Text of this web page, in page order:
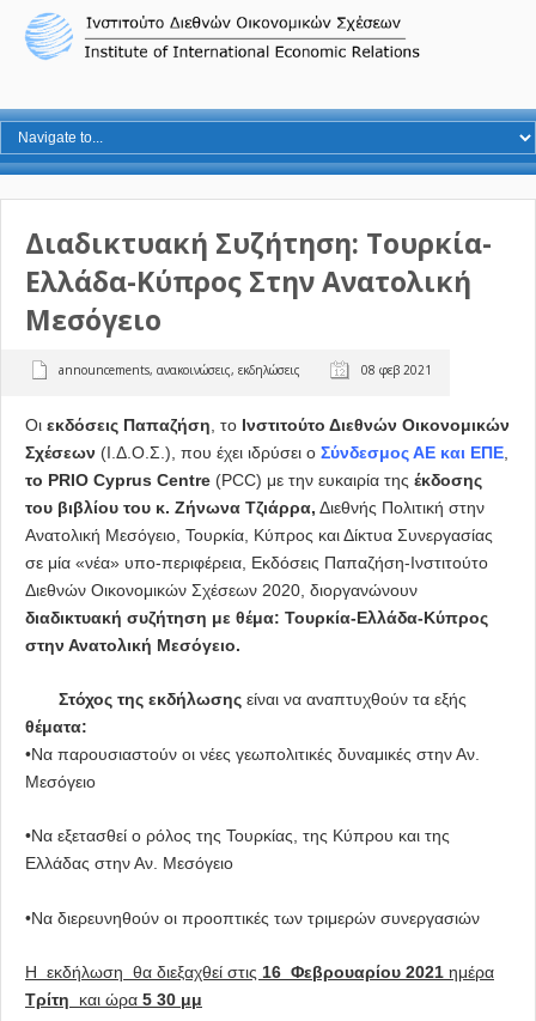
Διαδικτυακή Συζήτηση: Τουρκία-
Ελλάδα-Κύπρος Στην Ανατολική
Μεσόγειο
announcements, ανακοινώσεις, εκδηλώσεις 08 φεβ 2021
Οι εκδόσεις Παπαζήση , το Ινστιτούτο Διεθνών Οικονομικών
Σχέσεων (Ι.Δ.Ο.Σ.), που έχει ιδρύσει ο Σύνδεσμος ΑΕ και ΕΠΕ
το PRIO Cyprus Centre (PCC) με την ευκαιρία της έκδοσης
του βιβλίου του κ. Ζήνωνα Τζιάρρα, Διεθνής Πολιτική στην
Ανατολική Μεσόγειο, Τουρκία, Κύπρος και Δίκτυα Συνεργασίας
σε μία «νέα» υπο-περιφέρεια, Εκδόσεις Παπαζήση-Ινστιτούτο
Διεθνών Οικονομικών Σχέσεων 2020, διοργανώνουν
διαδικτυακή συζήτηση με θέμα: Τουρκία-Ελλάδα-Κύπρος
στην Ανατολική Μεσόγειο.
Στόχος της εκδήλωσης είναι να αναπτυχθούν τα εξής
θέματα:
•Να παρουσιαστούν οι νέες γεωπολιτικές δυναμικές στην Αν.
Μεσόγειο
•Να εξετασθεί ο ρόλος της Τουρκίας, της Κύπρου και της
Ελλάδας στην Αν. Μεσόγειο
•Να διερευνηθούν οι προοπτικές των τριμερών συνεργασιών
Η εκδήλωση θα διεξαχθεί στις 16 Φεβρουαρίου 2021 ημέρα
Τρίτη και ώρα 5 30 μμ